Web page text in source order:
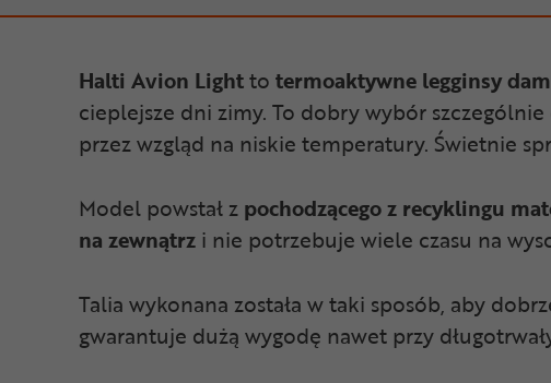
Halti Avion Lightto termoaktywne legginsy
cieplejsze dni zimy. To dobry wybór
przez wzgląd na niskie temperatury. Świetnie
Model powstał z pochodzącego z recyklingu
na zewnątrz i nie potrzebuje wiele czasu na
Talia wykonana została w taki sposób, aby
gwarantuje dużą wygodę nawet przy